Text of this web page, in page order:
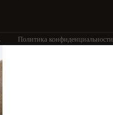
Политика конфиденциальности